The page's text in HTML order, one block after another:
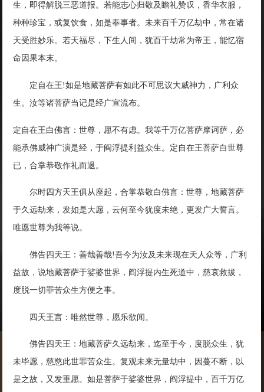
生，即得解脱三恶道报。若能志心归敬及瞻礼赞叹，香华衣服，
种种珍宝，或复饮食，如是奉事者。未来百千万亿劫中，常在诸
天受胜妙乐。若天福尽，下生人间，犹百千劫常为帝王，能忆宿
命因果本末。
定自在王!如是地藏菩萨有如此不可思议大威神力，广利众
生。汝等诸菩萨当记是经广宣流布。
定自在王白佛言：世尊，愿不有虑。我等千万亿菩萨摩诃萨，必
能承佛威神广演是经，于阎浮提利益众生。定自在王菩萨白世尊
已，合掌恭敬作礼而退。
尔时四方天王俱从座起，合掌恭敬白佛言：世尊，地藏菩萨
于久远劫来，发如是大愿，云何至今犹度未绝，更发广大誓言。
唯愿世尊为我等说。
佛告四天王：善哉善哉!吾今为汝及未来现在天人众等，广利
益故，说地藏菩萨于娑婆世界，阎浮提内生死道中，慈哀救拔，
度脱一切罪苦众生方便之事。
四天王言：唯然世尊，愿乐欲闻。
佛告四天王：地藏菩萨久远劫来，迄至于今，度脱众生，犹
未毕愿，慈愍此世罪苦众生。复观未来无量劫中，因蔓不断，以
是之故，又发重愿。如是菩萨于娑婆世界，阎浮提中，百千万亿